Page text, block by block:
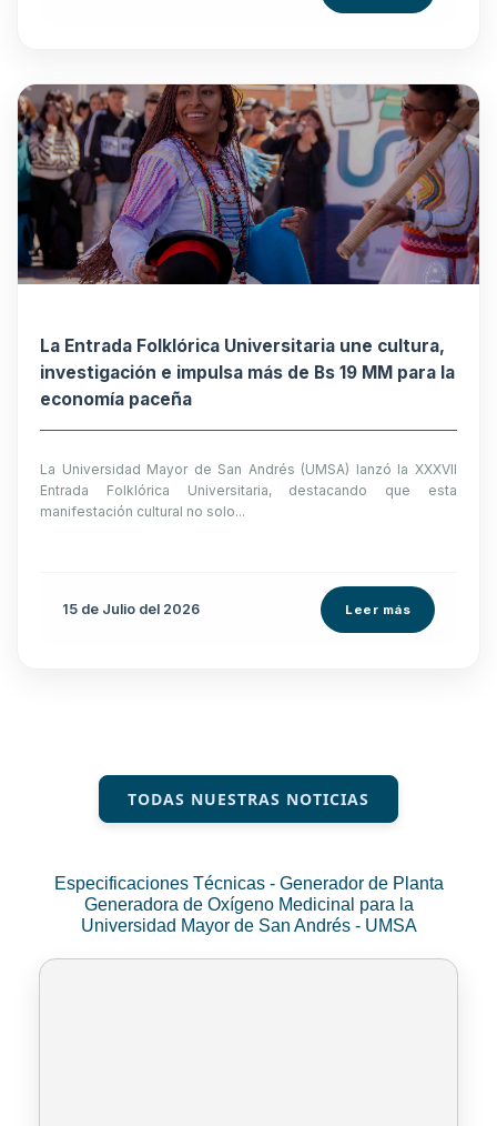
La Entrada Folklórica Universitaria une cultura,
investigación e impulsa más de Bs 19 MM para la
economía paceña
La Universidad Mayor de San Andrés (UMSA) lanzó la XXXVII
Entrada Folklórica Universitaria, destacando que esta
manifestación cultural no solo...
15 de Julio del 2026 Leer más
TODAS NUESTRAS NOTICIAS
Especificaciones Técnicas - Generador de Planta
Generadora de Oxígeno Medicinal para la
Universidad Mayor de San Andrés - UMSA